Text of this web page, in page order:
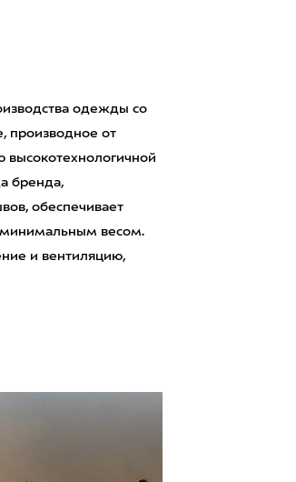
одежды со
производное от
высокотехнологичной
бренда,
обеспечивает
минимальным весом.
и вентиляцию,